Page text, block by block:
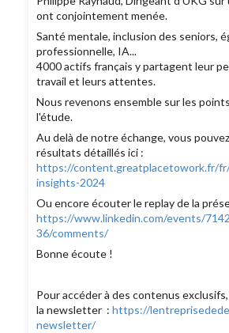
ont conjointement menée.
Santé mentale, inclusion des seniors,
professionnelle, IA...
4000 actifs français y partagent leur
travail et leurs attentes.
Nous revenons ensemble sur les
l'étude.
Au delà de notre échange, vous
résultats détaillés ici :
https://content.greatplacetowork.fr/
insights-2024
Ou encore écouter le replay de la
https://www.linkedin.com/events/
36/comments/
Bonne écoute !
Pour accéder à des contenus
la newsletter :https://
newsletter/